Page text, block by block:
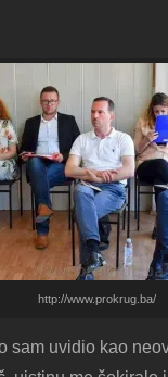
http://www.prokrug.ba/
sam uvidio kao